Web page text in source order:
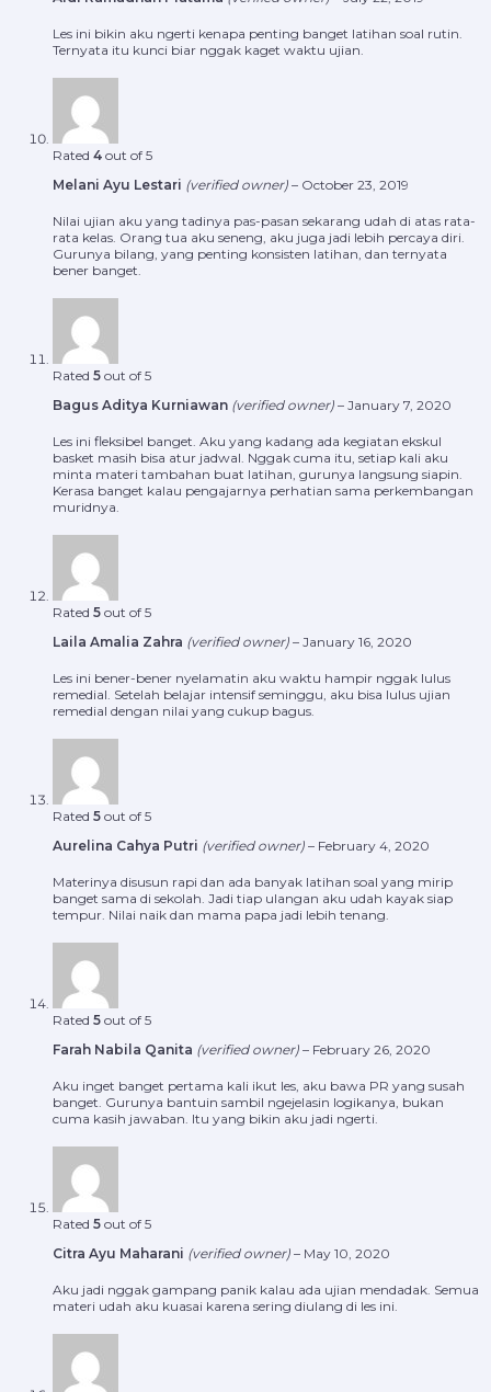
Les ini bikin aku ngerti kenapa penting banget latihan soal rutin.
Ternyata itu kunci biar nggak kaget waktu ujian.
Rated 4 out of 5
Melani Ayu Lestari (verified owner) – October 23, 2019
Nilai ujian aku yang tadinya pas-pasan sekarang udah di atas rata-
rata kelas. Orang tua aku seneng, aku juga jadi lebih percaya diri.
Gurunya bilang, yang penting konsisten latihan, dan ternyata
bener banget.
Rated 5 out of 5
Bagus Aditya Kurniawan (verified owner) – January 7, 2020
Les ini fleksibel banget. Aku yang kadang ada kegiatan ekskul
basket masih bisa atur jadwal. Nggak cuma itu, setiap kali aku
minta materi tambahan buat latihan, gurunya langsung siapin.
Kerasa banget kalau pengajarnya perhatian sama perkembangan
muridnya.
Rated 5 out of 5
Laila Amalia Zahra (verified owner) – January 16, 2020
Les ini bener-bener nyelamatin aku waktu hampir nggak lulus
remedial. Setelah belajar intensif seminggu, aku bisa lulus ujian
remedial dengan nilai yang cukup bagus.
Rated 5 out of 5
Aurelina Cahya Putri (verified owner) – February 4, 2020
Materinya disusun rapi dan ada banyak latihan soal yang mirip
banget sama di sekolah. Jadi tiap ulangan aku udah kayak siap
tempur. Nilai naik dan mama papa jadi lebih tenang.
Rated 5 out of 5
Farah Nabila Qanita (verified owner) – February 26, 2020
Aku inget banget pertama kali ikut les, aku bawa PR yang susah
banget. Gurunya bantuin sambil ngejelasin logikanya, bukan
cuma kasih jawaban. Itu yang bikin aku jadi ngerti.
Rated 5 out of 5
Citra Ayu Maharani (verified owner) – May 10, 2020
Aku jadi nggak gampang panik kalau ada ujian mendadak. Semua
materi udah aku kuasai karena sering diulang di les ini.